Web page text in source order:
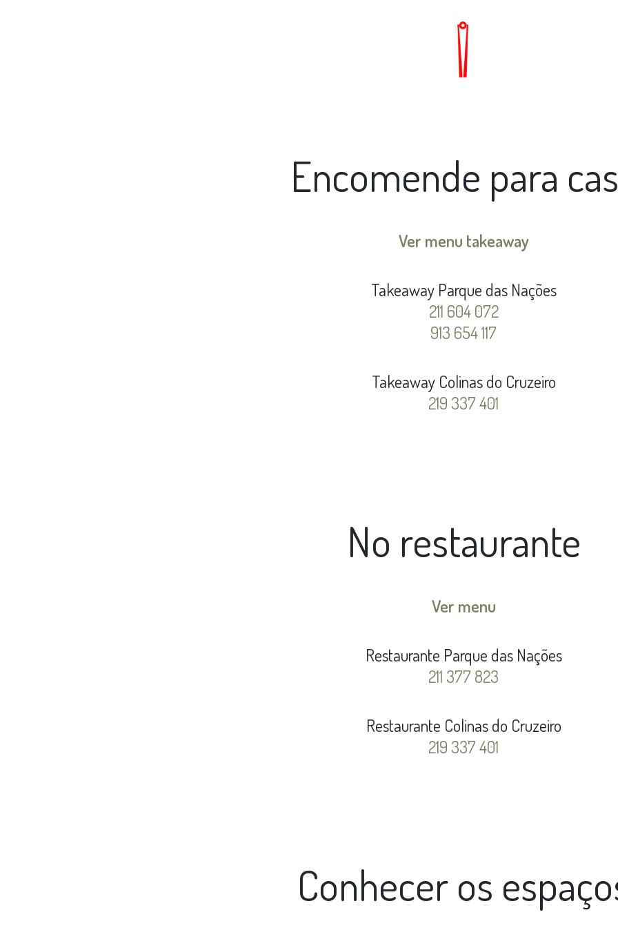
Encomende para
Ver menu takeaway
Takeaway Parque das Nações
211 604 072
913 654 117
Takeaway Colinas do Cruzeiro
219 337 401
No restaurante
Ver menu
Restaurante Parque das Nações
211 377 823
Restaurante Colinas do Cruzeiro
219 337 401
Conhecer os